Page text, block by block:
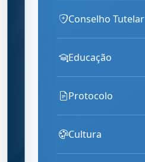
Conselho Tutelar
Educação
Protocolo
Cultura